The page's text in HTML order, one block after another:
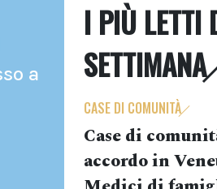
a
I PIÙ LETTI
SETTIMANA
CASE DI COMUNITÀ
Case di
accordo in